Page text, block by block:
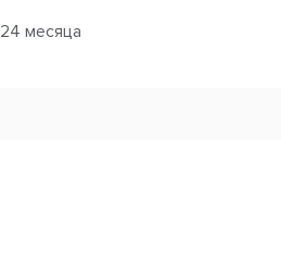
24 месяца